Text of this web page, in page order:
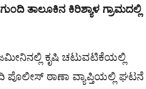
ತಾಲೂಕಿನ ಕಿರಿಶ್ಯಾಳ ಗ್ರಾಮದಲ್ಲಿ
ಜಮೀನಿನಲ್ಲಿ ಕೃಷಿ ಚಟುವಟಿಕೆಯಲ್ಲಿ
ಪೊಲೀಸ್ ಠಾಣಾ ವ್ಯಾಪ್ತಿಯಲ್ಲಿ ಘಟನೆ